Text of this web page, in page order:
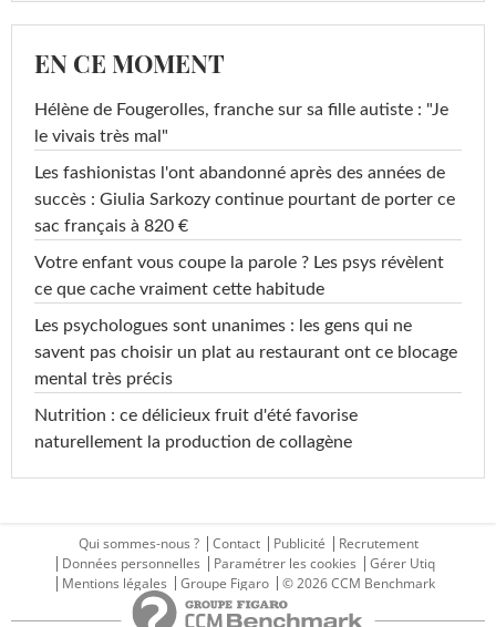
EN CE MOMENT
Hélène de Fougerolles, franche sur sa fille autiste : "Je
le vivais très mal"
Les fashionistas l'ont abandonné après des années de
succès : Giulia Sarkozy continue pourtant de porter ce
sac français à 820 €
Votre enfant vous coupe la parole ? Les psys révèlent
ce que cache vraiment cette habitude
Les psychologues sont unanimes : les gens qui ne
savent pas choisir un plat au restaurant ont ce blocage
mental très précis
Nutrition : ce délicieux fruit d'été favorise
naturellement la production de collagène
Qui sommes-nous ? Contact Publicité
Recrutement
Données personnelles
Paramétrer les cookies
Gérer Utiq
Mentions légales
Groupe Figaro © 2026 CCM Benchmark